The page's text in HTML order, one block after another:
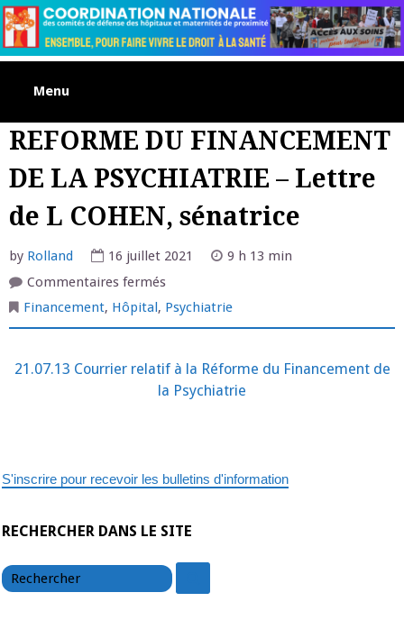
Skip
to
content
Menu
REFORME DU FINANCEMENT
DE LA PSYCHIATRIE – Lettre
de L COHEN, sénatrice
by Rolland 16 juillet 2021
9 h 13 min
Commentaires ferméssur
DU
FINANCEMENT
DE
–
Lettre
de
Financement, Hôpital , Psychiatrie
21.07.13 Courrier relatif à la Réforme du Financement de
la Psychiatrie
S'inscrire pour recevoir les bulletins d'information
RECHERCHER DANS LE SITE